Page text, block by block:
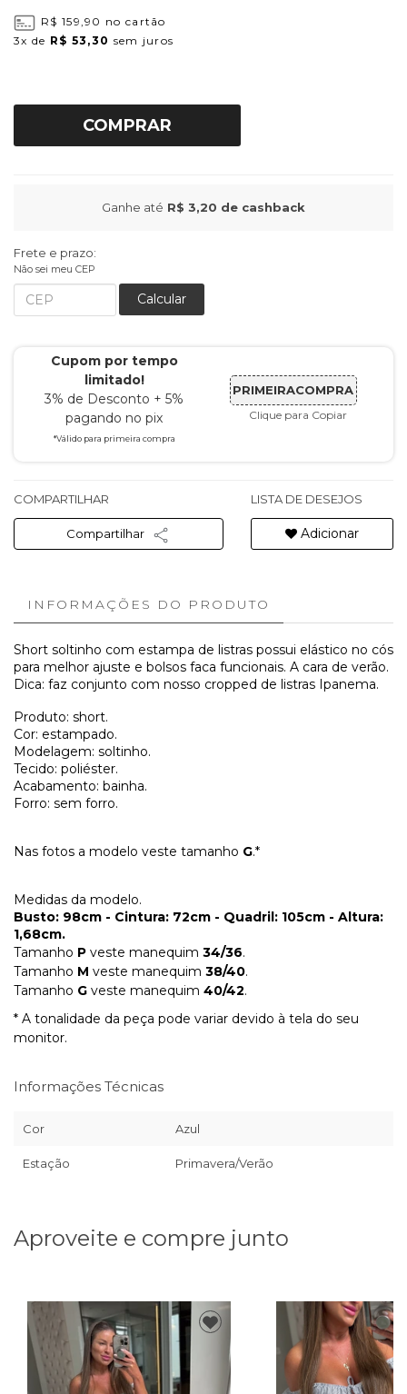
R$ 159,90 no cartão
3x de R$ 53,30 sem juros
COMPRAR
Ganhe até R$ 3,20 de cashback
Frete e prazo:
Não sei meu CEP
Calcular
Cupom por tempo
limitado!
3% de Desconto + 5%
pagando no pix
*Válido para primeira compra
PRIMEIRACOMPRA
Clique para Copiar
COMPARTILHAR
Compartilhar
LISTA DE DESEJOS
Adicionar
INFORMAÇÕES DO PRODUTO
Short soltinho com estampa de listras possui elástico no cós
para melhor ajuste e bolsos faca funcionais. A cara de verão.
Dica: faz conjunto com nosso cropped de listras Ipanema.
Produto: short.
Cor: estampado.
Modelagem: soltinho.
Tecido: poliéster.
Acabamento: bainha.
Forro: sem forro.
Nas fotos a modelo veste tamanho G.*
Medidas da modelo.
Busto: 98cm - Cintura: 72cm - Quadril: 105cm - Altura:
1,68cm.
Tamanho P veste manequim 34/36.
Tamanho M veste manequim 38/40.
Tamanho G veste manequim 40/42.
* A tonalidade da peça pode variar devido à tela do seu
monitor.
Informações Técnicas
Cor Azul
Estação Primavera/Verão
Aproveite e compre junto